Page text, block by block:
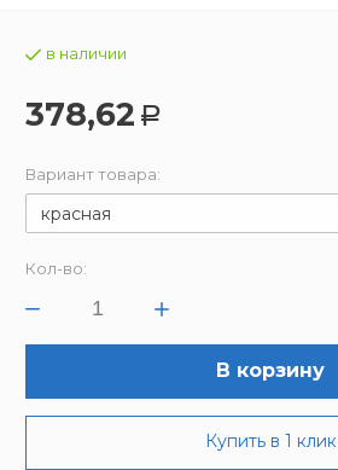
в наличии
378,62 Р
Вариант товара:
красная
Кол-во:
В корзину
Купить в 1 клик